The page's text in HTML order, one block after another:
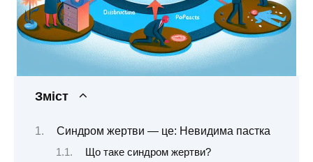
Зміст
Синдром жертви — це: Невидима пастка
Що таке синдром жертви?